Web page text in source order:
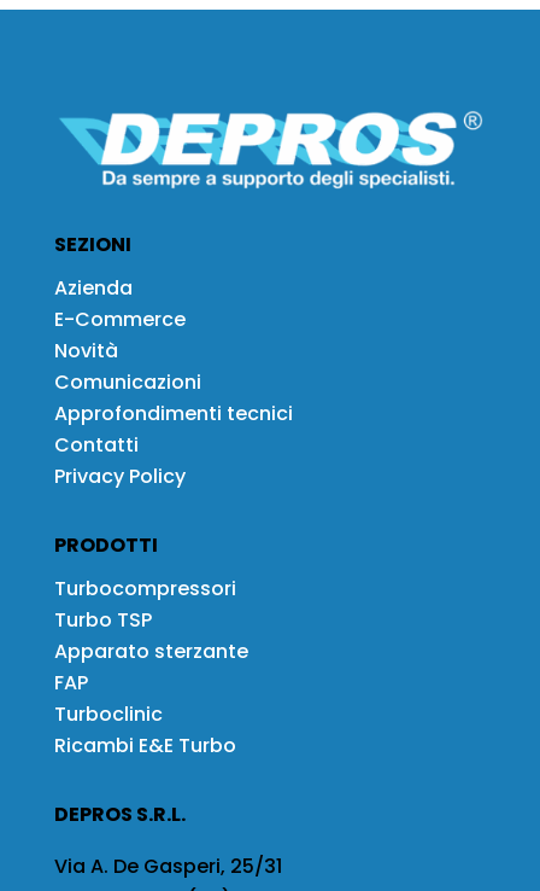
SEZIONI
Azienda
E-Commerce
Novità
Comunicazioni
Approfondimenti tecnici
Contatti
Privacy Policy
PRODOTTI
Turbocompressori
Turbo TSP
Apparato sterzante
FAP
Turboclinic
Ricambi E&E Turbo
DEPROS S.R.L.
Via A. De Gasperi, 25/31